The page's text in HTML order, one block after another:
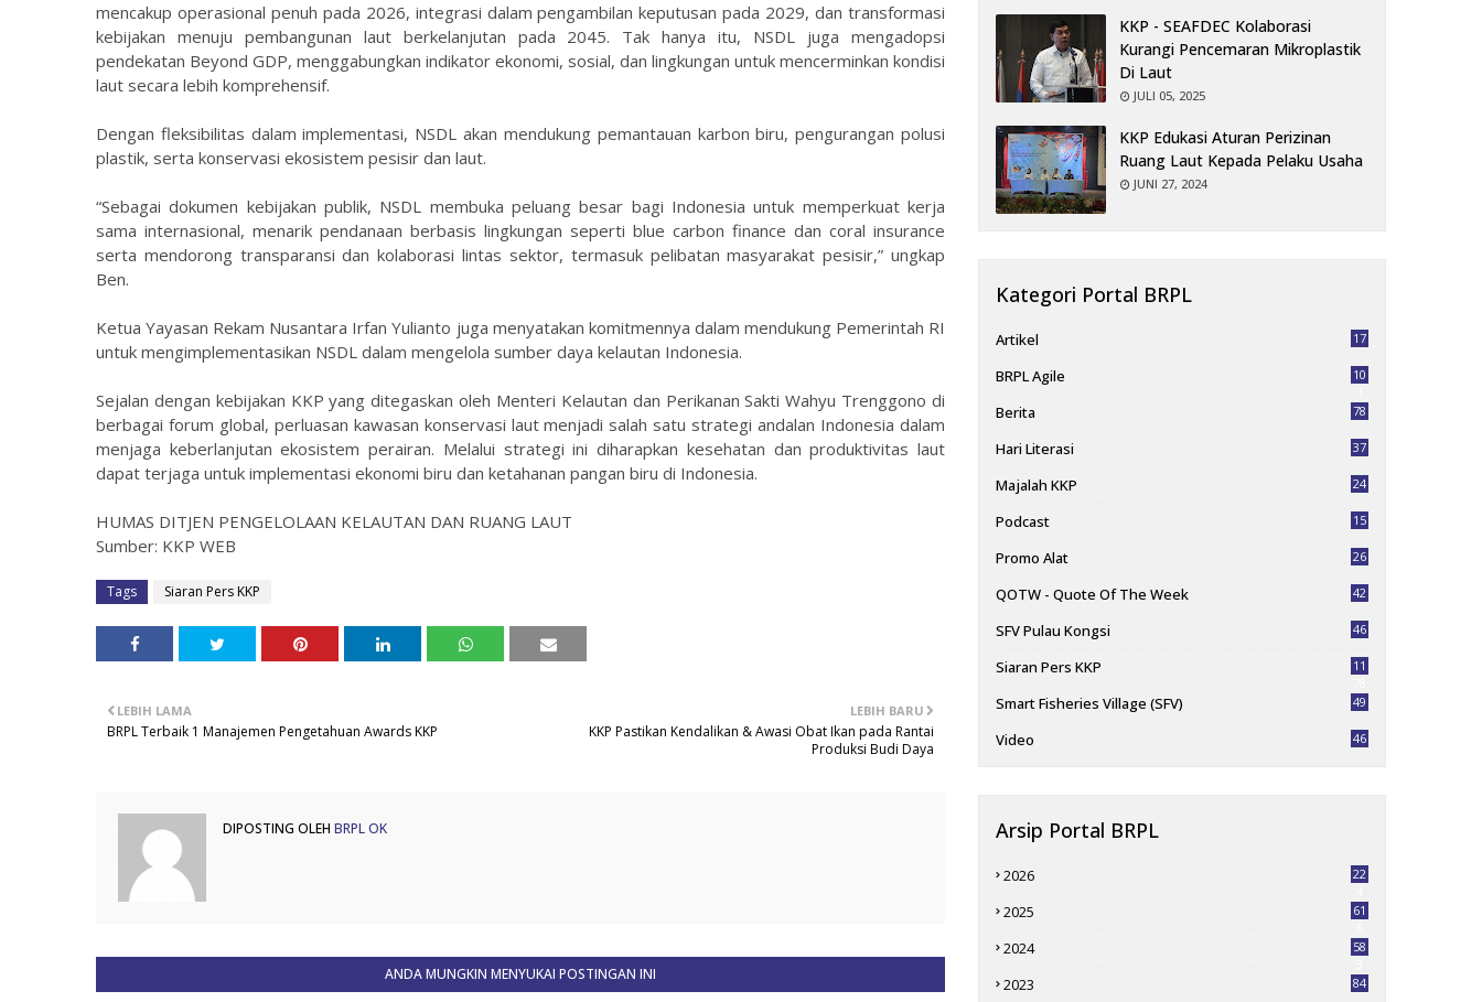
mencakup operasional penuh pada 2026, integrasi dalam pengambilan keputusan pada 2029, dan transformasi
kebijakan menuju pembangunan laut berkelanjutan pada 2045. Tak hanya itu, NSDL juga mengadopsi
pendekatan Beyond GDP, menggabungkan indikator ekonomi, sosial, dan lingkungan untuk mencerminkan kondisi
laut secara lebih komprehensif.
Dengan fleksibilitas dalam implementasi, NSDL akan mendukung pemantauan karbon biru, pengurangan polusi
plastik, serta konservasi ekosistem pesisir dan laut.
“Sebagai dokumen kebijakan publik, NSDL membuka peluang besar bagi Indonesia untuk memperkuat kerja
sama internasional, menarik pendanaan berbasis lingkungan seperti blue carbon finance dan coral insurance
serta mendorong transparansi dan kolaborasi lintas sektor, termasuk pelibatan masyarakat pesisir,” ungkap
Ben.
Ketua Yayasan Rekam Nusantara Irfan Yulianto juga menyatakan komitmennya dalam mendukung Pemerintah RI
untuk mengimplementasikan NSDL dalam mengelola sumber daya kelautan Indonesia.
Sejalan dengan kebijakan KKP yang ditegaskan oleh Menteri Kelautan dan Perikanan Sakti Wahyu Trenggono di
berbagai forum global, perluasan kawasan konservasi laut menjadi salah satu strategi andalan Indonesia dalam
menjaga keberlanjutan ekosistem perairan. Melalui strategi ini diharapkan kesehatan dan produktivitas laut
dapat terjaga untuk implementasi ekonomi biru dan ketahanan pangan biru di Indonesia.
HUMAS DITJEN PENGELOLAAN KELAUTAN DAN RUANG LAUT
Sumber: KKP WEB
Tags Siaran Pers KKP
LEBIH BARU
KKP Pastikan Kendalikan & Awasi Obat Ikan pada Rantai
Produksi Budi Daya
LEBIH LAMA
BRPL Terbaik 1 Manajemen Pengetahuan Awards KKP
DIPOSTING OLEH BRPL OK
ANDA MUNGKIN MENYUKAI POSTINGAN INI
KKP - SEAFDEC Kolaborasi
Kurangi Pencemaran Mikroplastik
Di Laut
JULI 05, 2025
KKP Edukasi Aturan Perizinan
Ruang Laut Kepada Pelaku Usaha
JUNI 27, 2024
Kategori Portal BRPL
Artikel 17
BRPL Agile
10
Berita 78
Hari Literasi 37
Majalah KKP 24
Podcast 15
Promo Alat 26
QOTW - Quote Of The Week 42
SFV Pulau Kongsi 46
Siaran Pers KKP
11
Smart Fisheries Village (SFV) 49
Video 46
Arsip Portal BRPL
2026
22
2025
61
2024
58
2023 84